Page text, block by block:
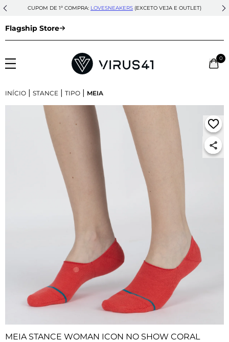
CUPOM DE 1ª COMPRA: LOVESNEAKERS (EXCETO VEJA E OUTLET)
Flagship Store
0
INÍCIO | STANCE | TIPO | MEIA
MEIA STANCE WOMAN ICON NO SHOW CORAL